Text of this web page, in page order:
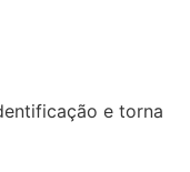
e torna